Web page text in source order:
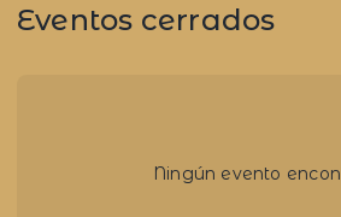
Eventos cerrados
Ningún evento